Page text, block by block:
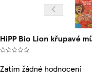
HiPP Bio Lion křupavé
Zatím žádné hodnocení